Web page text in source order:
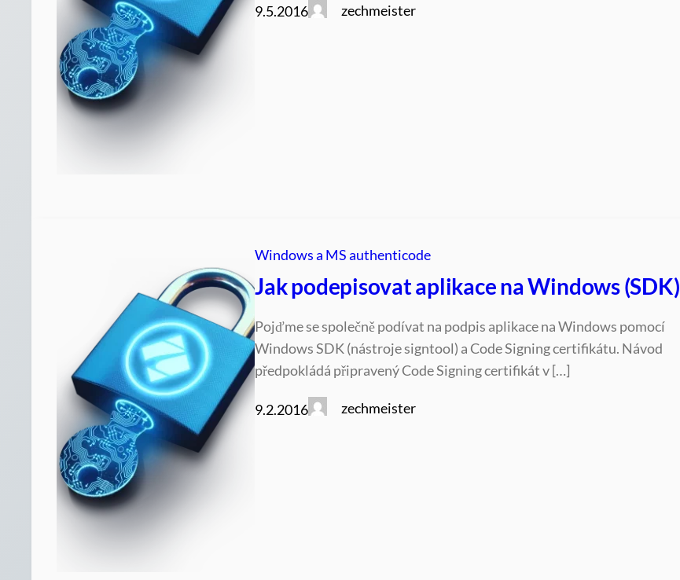
9.5.2016 zechmeister
Windows a MS authenticode
Jak podepisovat aplikace na Windows (SDK)
Pojďme se společně podívat na podpis aplikace na Windows pomocí
Windows SDK (nástroje signtool) a Code Signing certifikátu. Návod
předpokládá připravený Code Signing certifikát v […]
9.2.2016 zechmeister